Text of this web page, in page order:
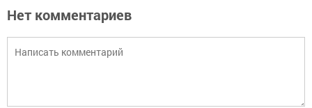
Нет комментариев